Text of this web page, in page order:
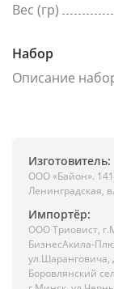
Вес (гр)
Набор
Описание
Изготовитель:
ООО «Байон».
Ленинградская,
Импортёр:
ООО Триовист,
БизнесАкила-
Боровлянский